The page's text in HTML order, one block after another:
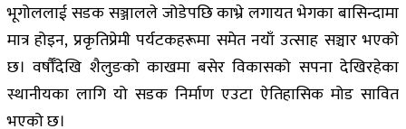
भूगोललाई सडक सञ्जालले जोडेपछि काभ्रे लगायत भेगका बासिन्दामा
मात्र होइन, प्रकृतिप्रेमी पर्यटकहरूमा समेत नयाँ उत्साह सञ्चार भएको
छ। वर्षौँदेखि शैलुङको काखमा बसेर विकासको सपना देखिरहेका
स्थानीयका लागि यो सडक निर्माण एउटा ऐतिहासिक मोड सावित
भएको छ।